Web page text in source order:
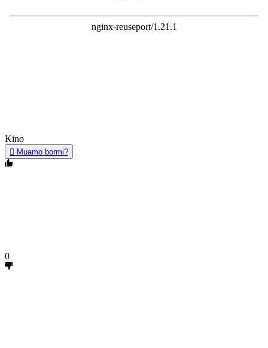
Kino
Muamo bormi?
0